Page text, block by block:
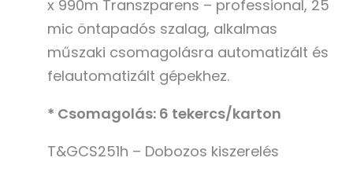
x 990m Transzparens – professional, 25
mic öntapadós szalag, alkalmas
műszaki csomagolásra automatizált és
felautomatizált gépekhez.
* Csomagolás: 6 tekercs/karton
T&GCS251h – Dobozos kiszerelés